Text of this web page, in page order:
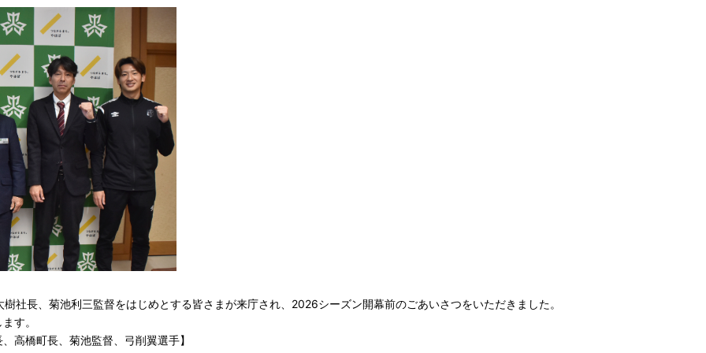
長、菊池利三監督をはじめとする皆さまが来庁され、2026シーズン開幕前のごあいさつをいただきました。
す。
高橋町長、菊池監督、弓削翼選手】